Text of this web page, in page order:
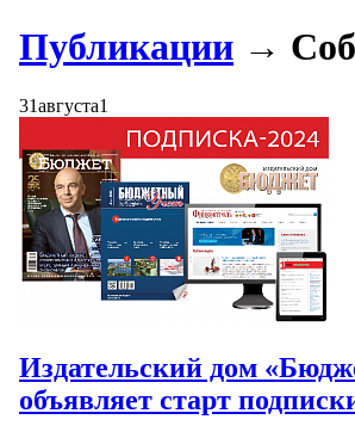
Публикации →
31августа1
Издательский дом
объявляет старт